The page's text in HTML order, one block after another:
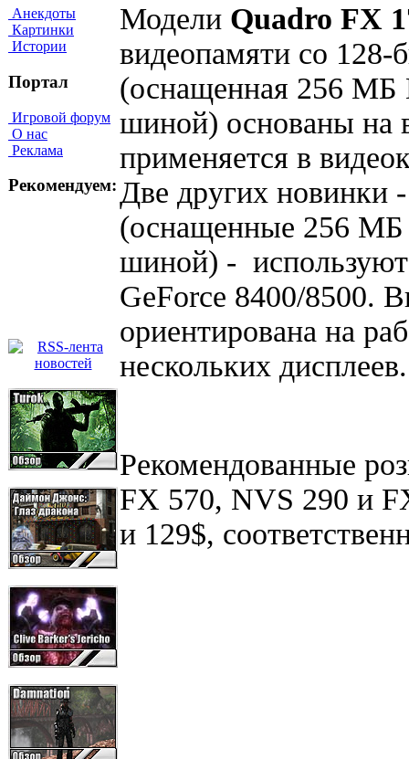
Анекдоты
Картинки
Истории
Портал
Игровой форум
О нас
Реклама
Рекомендуем:
Модели Quadro FX
видеопамяти со
(оснащенная 256 МБ
шиной) основаны на
применяется в
Две других новинки
(оснащенные 256 МБ
шиной) -
GeForce 8400/8500.
ориентирована на
нескольких дисплеев.
Рекомендованные
FX 570, NVS 290 и
и 129$,